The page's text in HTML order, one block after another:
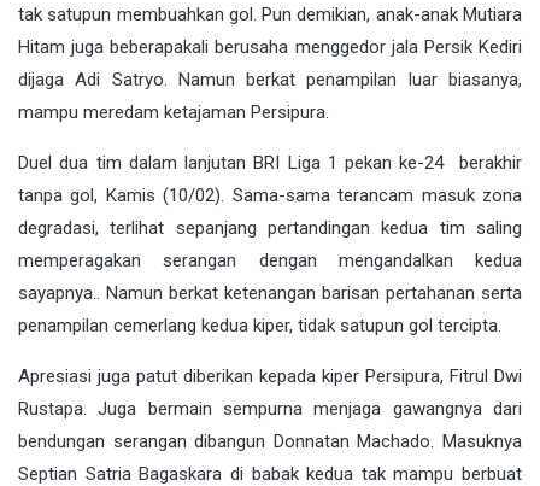
tak satupun membuahkan gol. Pun demikian, anak-anak Mutiara
Hitam juga beberapakali berusaha menggedor jala Persik Kediri
dijagaAdi Satryo. Namun berkat penampilan luar biasanya,
mampu meredam ketajaman Persipura.
Duel dua tim dalam lanjutan BRI Liga 1 pekan ke-24 berakhir
tanpa gol, Kamis (10/02). Sama-sama terancam masuk zona
degradasi, terlihat sepanjang pertandingan kedua tim saling
memperagakan serangan dengan mengandalkan kedua
sayapnya.. Namun berkat ketenangan barisan pertahanan serta
penampilan cemerlang kedua kiper, tidak satupun gol tercipta.
Apresiasi juga patut diberikan kepada kiper Persipura, Fitrul Dwi
Rustapa. Juga bermain sempurna menjaga gawangnya dari
bendungan serangan dibangun Donnatan Machado. Masuknya
Septian Satria Bagaskara di babak kedua tak mampu berbuat